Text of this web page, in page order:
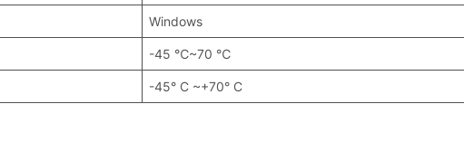
Windows
-45 ℃~70 ℃
-45° C ~+70° C